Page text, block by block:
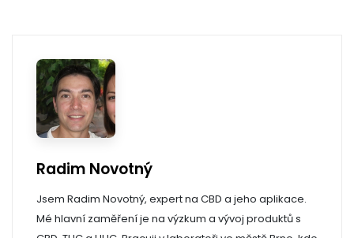
Radim Novotný
Jsem Radim Novotný, expert na CBD a jeho aplikace.
Mé hlavní zaměření je na výzkum a vývoj produktů s